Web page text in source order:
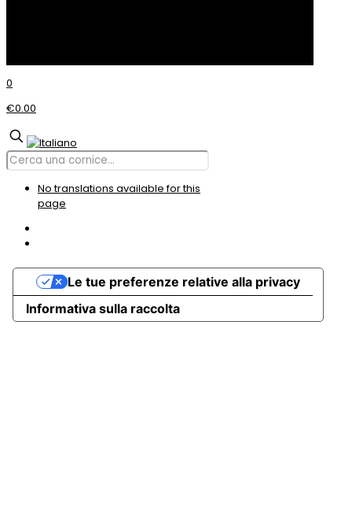
0
€0.00
No translations available for this
page
Informativa sulla raccolta
Le tue preferenze relative alla privacy